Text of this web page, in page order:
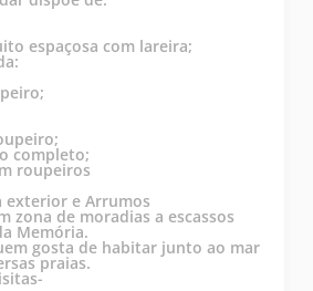
espaçosa com lareira;
completo;
roupeiros
exterior e Arrumos
zona de moradias a escassos
Memória.
gosta de habitar junto ao mar
praias.